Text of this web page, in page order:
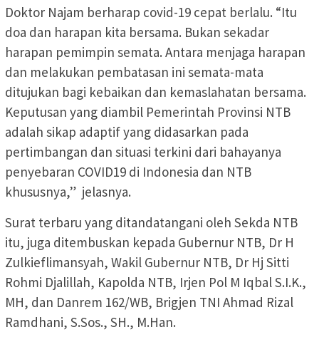
Doktor Najam berharap covid-19 cepat berlalu. “Itu
doa dan harapan kita bersama. Bukan sekadar
harapan pemimpin semata. Antara menjaga harapan
dan melakukan pembatasan ini semata-mata
ditujukan bagi kebaikan dan kemaslahatan bersama.
Keputusan yang diambil Pemerintah Provinsi NTB
adalah sikap adaptif yang didasarkan pada
pertimbangan dan situasi terkini dari bahayanya
penyebaran COVID19 di Indonesia dan NTB
khususnya,” jelasnya.
Surat terbaru yang ditandatangani oleh Sekda NTB
itu, juga ditembuskan kepada Gubernur NTB, Dr H
Zulkieflimansyah, Wakil Gubernur NTB, Dr Hj Sitti
Rohmi Djalillah, Kapolda NTB, Irjen Pol M Iqbal S.I.K.,
MH, dan Danrem 162/WB, Brigjen TNI Ahmad Rizal
Ramdhani, S.Sos., SH., M.Han.